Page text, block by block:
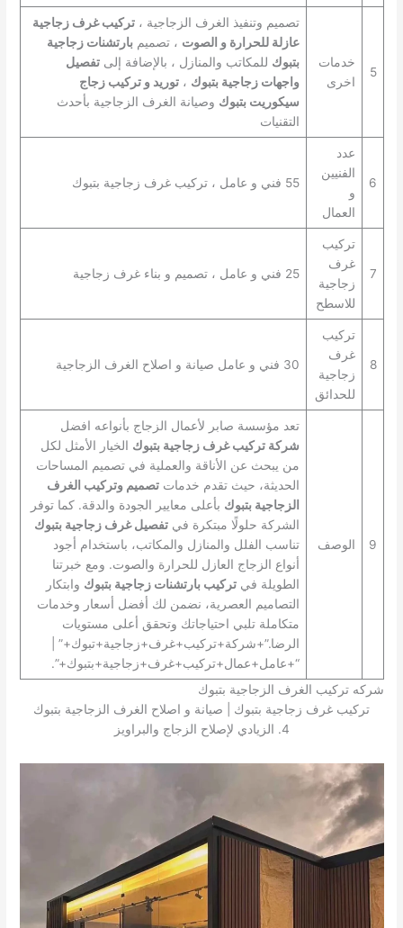
5
خدمات
اخرى
تصميم وتنفيذ الغرف الزجاجية ، تركيب غرف زجاجية
عازلة للحرارة و الصوت ، تصميم بارتشنات زجاجية
بتبوك للمكاتب والمنازل ، بالإضافة إلى تفصيل
واجهات زجاجية بتبوك ، توريد و تركيب زجاج
سيكوريت بتبوك وصيانة الغرف الزجاجية بأحدث
التقنيات
6
عدد
الفنيين
و
العمال
55 فني و عامل ، تركيب غرف زجاجية بتبوك
7
تركيب
غرف
زجاجية
للاسطح
25 فني و عامل ، تصميم و بناء غرف زجاجية
8
تركيب
غرف
زجاجية
للحدائق
30 فني و عامل صيانة و اصلاح الغرف الزجاجية
9 الوصف
تعد مؤسسة صابر لأعمال الزجاج بأنواعه افضل
شركة تركيب غرف زجاجية بتبوك الخيار الأمثل لكل
من يبحث عن الأناقة والعملية في تصميم المساحات
الحديثة، حيث تقدم خدمات تصميم وتركيب الغرف
الزجاجية بتبوك بأعلى معايير الجودة والدقة. كما توفر
الشركة حلولًا مبتكرة في تفصيل غرف زجاجية بتبوك
تناسب الفلل والمنازل والمكاتب، باستخدام أجود
أنواع الزجاج العازل للحرارة والصوت. ومع خبرتنا
الطويلة في تركيب بارتشنات زجاجية بتبوك وابتكار
التصاميم العصرية، نضمن لك أفضل أسعار وخدمات
متكاملة تلبي احتياجاتك وتحقق أعلى مستويات
الرضا.”+شركة+تركيب+غرف+زجاجية+تبوك+” |
“+عامل+عمال+تركيب+غرف+زجاجية+بتبوك+”.
شركه تركيب الغرف الزجاجية بتبوك
تركيب غرف زجاجية بتبوك | صيانة و اصلاح الغرف الزجاجية بتبوك
4. الزيادي لإصلاح الزجاج والبراويز